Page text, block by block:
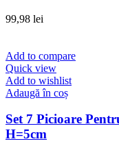
99,98 lei
Add to compare
Quick view
Add to wishlist
Adaugă în coș
Set 7 Picioare
H=5cm